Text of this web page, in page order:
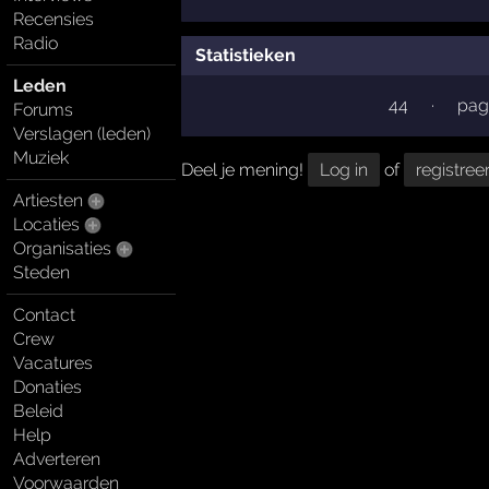
Recensies
Radio
Leden
Forums
Verslagen (leden)
Muziek
Artiesten
Locaties
Organisaties
Steden
Contact
Crew
Vacatures
Donaties
Beleid
Help
Adverteren
Voorwaarden
Statistieken
44 ·
Deel je mening! Log in of registreer